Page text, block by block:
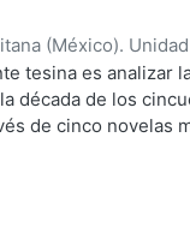
(México).
) Bolaños Franco,
tesina es analizar
década de los
de cinco novelas